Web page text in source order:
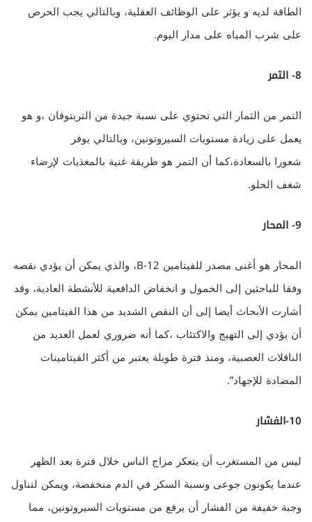
الطاقة لديه و يؤثر على الوظائف العقلية، وبالتالي يجب الحرص
على شرب المياه على مدار اليوم.
8- التمر
التمر من الثمار التي تحتوي على نسبة جيدة من التربتوفان ،و هو
يعمل على زيادة مستويات السيروتونين، وبالتالي يوفر
شعورا بالسعادة،كما أن التمر هو طريقة غنية بالمغذيات لإرضاء
شغف الحلو.
9- المحار
المحار هو أغنى مصدر للفيتامين B-12، والذي يمكن أن يؤدي نقصه
وفقا للباحثين إلى الخمول و انخفاض الدافعية للأنشطة العادية، وقد
أشارت الأبحاث أيضا إلى أن النقص الشديد من هذا الفيتامين يمكن
أن يؤدي إلى التهيج والاكتئاب ،كما أنه ضروري لعمل العديد من
الناقلات العصبية، ومنذ فترة طويلة يعتبر من أكثر الفيتامينات
المضادة للإجهاد”.
10-الفشار
ليس من المستغرب أن يتعكر مزاج الناس خلال فترة بعد الظهر
عندما يكونون جوعى ونسبة السكر في الدم منخفضة، ويمكن لتناول
وجبة خفيفة من الفشار أن يرفع من مستويات السيروتونين، مما